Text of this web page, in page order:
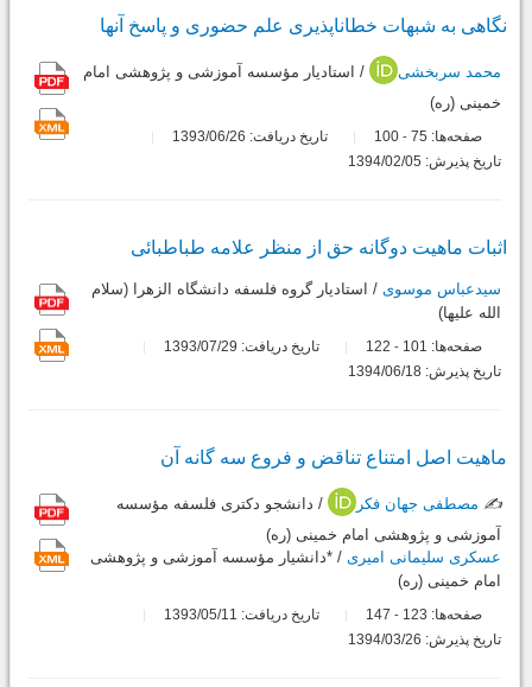
نگاهى به شبهات خطاناپذیرى علم حضورى و پاسخ آنها
محمد سربخشی
/ استادیار مؤسسه آموزشی و پژوهشی امام
خمینی (ره)
صفحه‌ها: 75
-
تاریخ دریافت: 1393/06/26
تاریخ پذیرش: 1394/02/05
اثبات ماهیت دوگانه حق از منظر علامه طباطبائى
سیدعباس موسوی / استادیار گروه فلسفه دانشگاه الزهرا (سلام
الله علیها)
صفحه‌ها: 101
-
تاریخ دریافت: 1393/07/29
تاریخ پذیرش: 1394/06/18
ماهیت اصل امتناع تناقض و فروع سه گانه آن
✍️ مصطفی جهان فکر
/ دانشجو دکتری فلسفه مؤسسه
آموزشی و پژوهشی امام خمینی (ره)
عسکری سلیمانی امیری / *دانشيار مؤسسه آموزشی و پژوهشی
امام خمینی (ره)
صفحه‌ها: 123
-
تاریخ دریافت: 1393/05/11
تاریخ پذیرش: 1394/03/26